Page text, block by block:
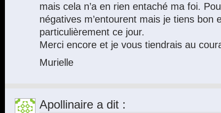
mais cela n’a en rien entaché ma foi.
négatives m’entourent mais je tiens bon
particulièrement ce jour.
Merci encore et je vous tiendrais au
Murielle
Apollinaire a dit :